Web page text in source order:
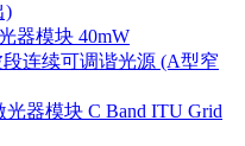
)
器模块 40mW
连续可调谐光源 (A型窄
器模块 C Band ITU Grid